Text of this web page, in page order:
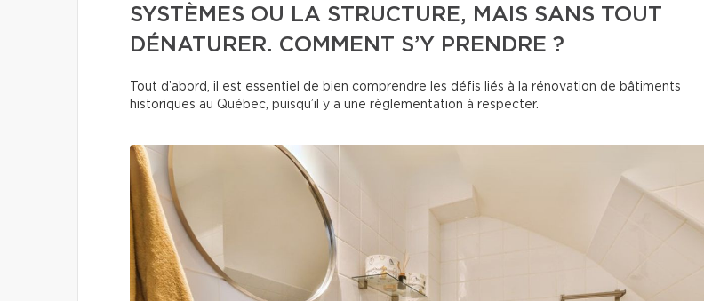
SYSTÈMES OU LA STRUCTURE, MAIS SANS TOUT
DÉNATURER. COMMENT S’Y PRENDRE ?
Tout d’abord, il est essentiel de bien comprendre les défis liés à la rénovation de bâtiments
historiques au Québec, puisqu’il y a une règlementation à respecter.